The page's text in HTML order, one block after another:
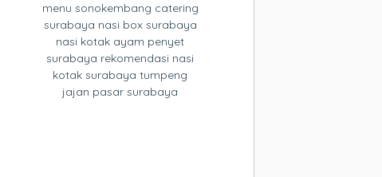
menu sonokembang catering
surabaya nasi box surabaya
nasi kotak ayam penyet
surabaya rekomendasi nasi
kotak surabaya tumpeng
jajan pasar surabaya